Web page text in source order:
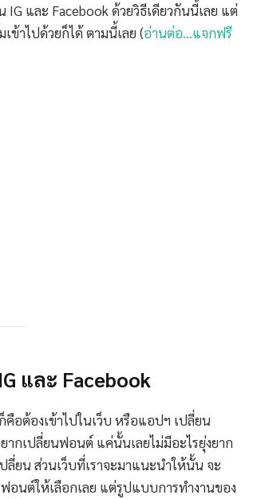
IG และ Facebook ด้วยวิธีเดียวกันนี้เลย แต่
ข้าไปด้วยก็ได้ ตามนี้เลย (อ่านต่อ…แจกฟรี
และ Facebook
อต้องเข้าไปในเว็บ หรือแอปฯ เปลี่ยน
กเปลี่ยนฟอนต์ แค่นั้นเลยไม่มีอะไรยุ่งยาก
ยน ส่วนเว็บที่เราจะมาแนะนำให้นั้น จะ
อนต์ให้เลือกเลย แต่รูปแบบการทำงานของ